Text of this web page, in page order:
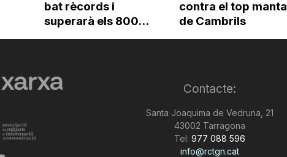
bat rècords i
superarà els 800...
contra el top manta
de Cambrils
Contacte:
Santa Joaquima de Vedruna, 21
43002 Tarragona
Tel: 977 088 596
info@rctgn.cat